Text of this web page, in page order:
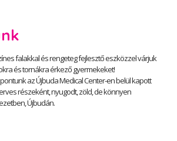
falakkal és rengeteg fejlesztő eszközzel várjuk
és tornákra érkező gyermekeket!
az Újbuda Medical Center-en belül kapott
részeként, nyugodt, zöld, de könnyen
Újbudán.